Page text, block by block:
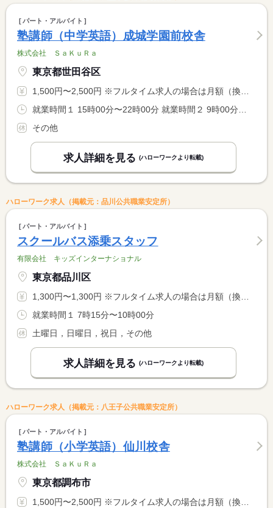
パート・アルバイト
塾講師（中学英語）成城学園前校舎
株式会社 ＳａＫｕＲａ
東京都世田谷区
1,500円〜2,500円 ※フルタイム求人の場合は月額（換算額）、パート求人の場合は時間額を表示しています。
就業時間１ 15時00分〜22時00分 就業時間２ 9時00分〜22時00分 就業時間に関する特記事項 開塾時間：平日は（１）、土・日は（２） <BR> <BR> ＊９：００〜２２：００の間の実働２〜８時間程度（応相談）
その他
求人詳細を見る (ハローワークより転載)
ハローワーク求人（掲載元：品川公共職業安定所）
パート・アルバイト
スクールバス添乗スタッフ
有限会社 キッズインターナショナル
東京都品川区
1,300円〜1,300円 ※フルタイム求人の場合は月額（換算額）、パート求人の場合は時間額を表示しています。
就業時間１ 7時15分〜10時00分
土曜日，日曜日，祝日，その他
求人詳細を見る (ハローワークより転載)
ハローワーク求人（掲載元：八王子公共職業安定所）
パート・アルバイト
塾講師（小学英語）仙川校舎
株式会社 ＳａＫｕＲａ
東京都調布市
1,500円〜2,500円 ※フルタイム求人の場合は月額（換算額）、パート求人の場合は時間額を表示しています。